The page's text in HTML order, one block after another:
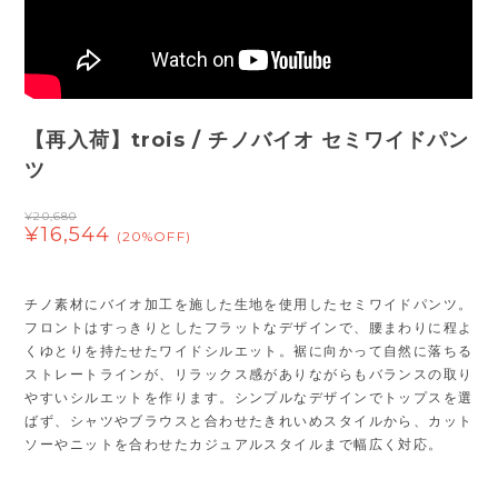
【再入荷】trois / チノバイオ セミワイドパン
ツ
¥20,680
¥16,544 (20%OFF)
チノ素材にバイオ加工を施した生地を使用したセミワイドパンツ。
フロントはすっきりとしたフラットなデザインで、腰まわりに程よ
くゆとりを持たせたワイドシルエット。裾に向かって自然に落ちる
ストレートラインが、リラックス感がありながらもバランスの取り
やすいシルエットを作ります。シンプルなデザインでトップスを選
ばず、シャツやブラウスと合わせたきれいめスタイルから、カット
ソーやニットを合わせたカジュアルスタイルまで幅広く対応。